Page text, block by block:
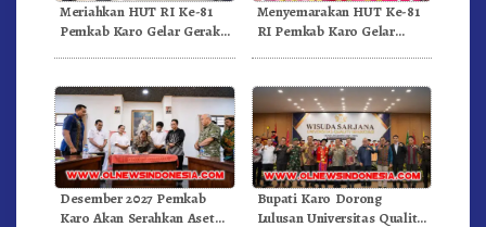
Meriahkan HUT RI Ke-81
Pemkab Karo Gelar Gerak
Menyemarakan HUT Ke-81
RI Pemkab Karo Gelar
Desember 2027 Pemkab
Karo Akan Serahkan Aset
Bupati Karo Dorong
Lulusan Universitas Quality